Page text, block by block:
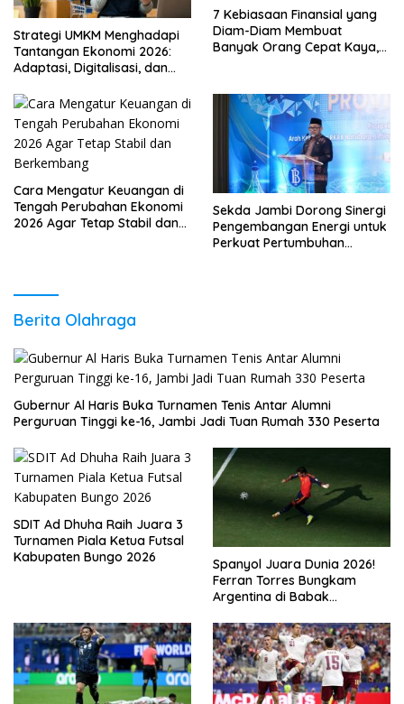
Strategi UMKM Menghadapi
Tantangan Ekonomi 2026:
Adaptasi, Digitalisasi, dan
7 Kebiasaan Finansial yang
Diam-Diam Membuat
Banyak Orang Cepat Kaya,
Cara Mengatur Keuangan di
Tengah Perubahan Ekonomi
2026 Agar Tetap Stabil dan
Sekda Jambi Dorong Sinergi
Pengembangan Energi untuk
Perkuat Pertumbuhan
Berita Olahraga
Gubernur Al Haris Buka Turnamen Tenis Antar Alumni
Perguruan Tinggi ke-16, Jambi Jadi Tuan Rumah 330 Peserta
SDIT Ad Dhuha Raih Juara 3
Turnamen Piala Ketua Futsal
Kabupaten Bungo 2026
Spanyol Juara Dunia 2026!
Ferran Torres Bungkam
Argentina di Babak